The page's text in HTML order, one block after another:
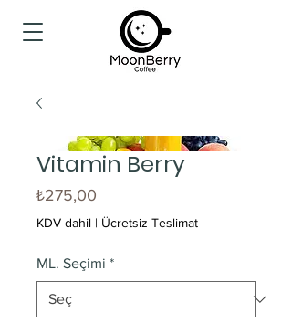
Vitamin Berry
₺275,00
KDV dahil | Ücretsiz Teslimat
ML. Seçimi *